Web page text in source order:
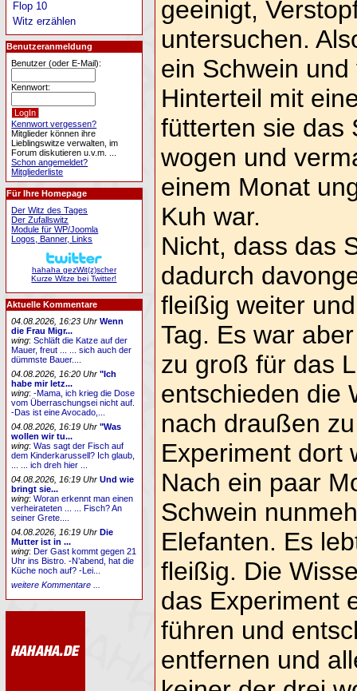
geeinigt,
untersuchen.
ein Schwein
Hinterteil mit
fütterten sie das
wogen und
einem Monat
Kuh war.
Nicht, dass das
dadurch
fleißig weiter
Tag. Es war
zu groß für das
entschieden die
nach draußen
Experiment dort
Nach ein paar
Schwein
Elefanten. Es
fleißig. Die
das Experiment
führen und
entfernen und
Flop 10
Witz erzählen
Benutzeranmeldung
Benutzer (oder E-Mail):
Kennwort:
Kennwort vergessen?
Mitglieder können ihre
Lieblingswitze verwalten, im
Forum diskutieren u.v.m. ...
Schon angemeldet?
Mitgliederliste
Für Ihre Homepage
Der Witz des Tages
Der Zufallswitz
Module für WP/Joomla
Logos, Banner, Links
hahaha gezWit(z)scher
Kurze Witze bei Twitter!
Aktuelle Kommentare
04.08.2026, 16:23 Uhr Wenn
die Frau Migr...
wing:Schläft die Katze auf der
Mauer, freut ... ... sich auch der
dümmste Bauer....
04.08.2026, 16:20 Uhr "Ich
habe mir letz...
wing:-Mama, ich krieg die Dose
vom Überraschungsei nicht auf.
-Das ist eine Avocado,...
04.08.2026, 16:19 Uhr "Was
wollen wir tu...
wing:Was sagt der Fisch auf
dem Kinderkarussell? Ich glaub,
... ... ich dreh hier ...
04.08.2026, 16:19 Uhr Und wie
bringt sie...
wing:Woran erkennt man einen
verheirateten ... ... Fisch? An
seiner Grete....
04.08.2026, 16:19 Uhr Die
Mutter ist in ...
wing:Der Gast kommt gegen 21
Uhr ins Bistro. -N’abend, hat die
Küche noch auf? -Lei...
weitere Kommentare ...